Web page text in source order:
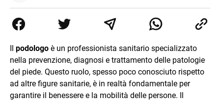
SITI
nell’apprendimento gli studenti di ogni ordine e grado
scolastico: un hub dedicato non solo giovani studenti, ma
esercizi online, video di approfondimento e infografiche.
Ogni lezione è pensata e realizzata da docenti esperti
della propria materia che trattano tutti gli argomenti
affrontati dagli studenti durante il percorso scolastico,
anche quelli più ostici, con un linguaggio semplice e
immediato e l'ausilio di contenuti multimediali a supporto
Il podologo è un professionista sanitario specializzato
nella prevenzione, diagnosi e trattamento delle patologie
del piede. Questo ruolo, spesso poco conosciuto rispetto
ad altre figure sanitarie, è in realtà fondamentale per
garantire il benessere e la mobilità delle persone. Il